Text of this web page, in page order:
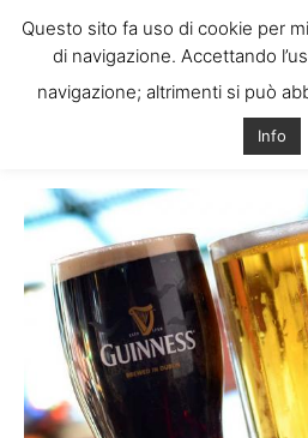
Tag: birre alla spina
Questo sito fa uso di cookie per
di navigazione. Accettando
navigazione; altrimenti si può
Info